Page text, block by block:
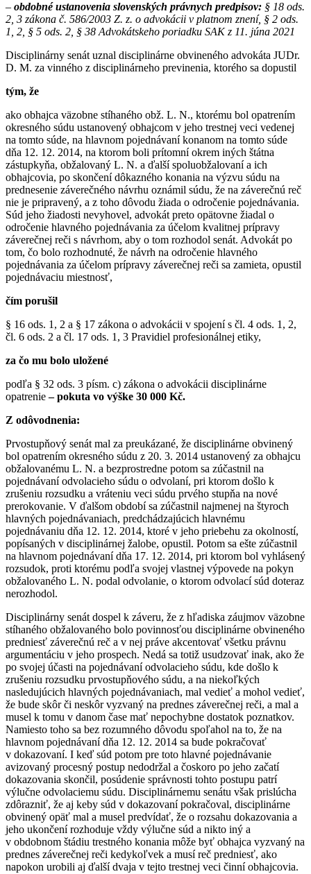
– obdobné ustanovenia slovenských právnych predpisov: § 18 ods.
2, 3 zákona č. 586/2003 Z. z. o advokácii v platnom znení, § 2 ods.
1, 2, § 5 ods. 2, § 38 Advokátskeho poriadku SAK z 11. júna 2021
Disciplinárny senát uznal disciplinárne obvineného advokáta JUDr.
D. M. za vinného z disciplinárneho previnenia, ktorého sa dopustil
tým, že
ako obhajca väzobne stíhaného obž. L. N., ktorému bol opatrením
okresného súdu ustanovený obhajcom v jeho trestnej veci vedenej
na tomto súde, na hlavnom pojednávaní konanom na tomto súde
dňa 12. 12. 2014, na ktorom boli prítomní okrem iných štátna
zástupkyňa, obžalovaný L. N. a ďalší spoluobžalovaní a ich
obhajcovia, po skončení dôkazného konania na výzvu súdu na
prednesenie záverečného návrhu oznámil súdu, že na záverečnú reč
nie je pripravený, a z toho dôvodu žiada o odročenie pojednávania.
Súd jeho žiadosti nevyhovel, advokát preto opätovne žiadal o
odročenie hlavného pojednávania za účelom kvalitnej prípravy
záverečnej reči s návrhom, aby o tom rozhodol senát. Advokát po
tom, čo bolo rozhodnuté, že návrh na odročenie hlavného
pojednávania za účelom prípravy záverečnej reči sa zamieta, opustil
pojednávaciu miestnosť,
čím porušil
§ 16 ods. 1, 2 a § 17 zákona o advokácii v spojení s čl. 4 ods. 1, 2,
čl. 6 ods. 2 a čl. 17 ods. 1, 3 Pravidiel profesionálnej etiky,
za čo mu bolo uložené
podľa § 32 ods. 3 písm. c) zákona o advokácii disciplinárne
opatrenie– pokuta vo výške 30 000 Kč.
Z odôvodnenia:
Prvostupňový senát mal za preukázané, že disciplinárne obvinený
bol opatrením okresného súdu z 20. 3. 2014 ustanovený za obhajcu
obžalovanému L. N. a bezprostredne potom sa zúčastnil na
pojednávaní odvolacieho súdu o odvolaní, pri ktorom došlo k
zrušeniu rozsudku a vráteniu veci súdu prvého stupňa na nové
prerokovanie. V ďalšom období sa zúčastnil najmenej na štyroch
hlavných pojednávaniach, predchádzajúcich hlavnému
pojednávaniu dňa 12. 12. 2014, ktoré v jeho priebehu za okolností,
popísaných v disciplinárnej žalobe, opustil. Potom sa ešte zúčastnil
na hlavnom pojednávaní dňa 17. 12. 2014, pri ktorom bol vyhlásený
rozsudok, proti ktorému podľa svojej vlastnej výpovede na pokyn
obžalovaného L. N. podal odvolanie, o ktorom odvolací súd doteraz
nerozhodol.
Disciplinárny senát dospel k záveru, že z hľadiska záujmov väzobne
stíhaného obžalovaného bolo povinnosťou disciplinárne obvineného
predniesť záverečnú reč a v nej práve akcentovať všetku právnu
argumentáciu v jeho prospech. Nedá sa totiž usudzovať inak, ako že
po svojej účasti na pojednávaní odvolacieho súdu, kde došlo k
zrušeniu rozsudku prvostupňového súdu, a na niekoľkých
nasledujúcich hlavných pojednávaniach, mal vedieť a mohol vedieť,
že bude skôr či neskôr vyzvaný na prednes záverečnej reči, a mal a
musel k tomu v danom čase mať nepochybne dostatok poznatkov.
Namiesto toho sa bez rozumného dôvodu spoľahol na to, že na
hlavnom pojednávaní dňa 12. 12. 2014 sa bude pokračovať
v dokazovaní. I keď súd potom pre toto hlavné pojednávanie
avizovaný procesný postup nedodržal a čoskoro po jeho začatí
dokazovania skončil, posúdenie správnosti tohto postupu patrí
výlučne odvolaciemu súdu. Disciplinárnemu senátu však prislúcha
zdôrazniť, že aj keby súd v dokazovaní pokračoval, disciplinárne
obvinený opäť mal a musel predvídať, že o rozsahu dokazovania a
jeho ukončení rozhoduje vždy výlučne súd a nikto iný a
v obdobnom štádiu trestného konania môže byť obhajca vyzvaný na
prednes záverečnej reči kedykoľvek a musí reč predniesť, ako
napokon urobili aj ďalší dvaja v tejto trestnej veci činní obhajcovia.